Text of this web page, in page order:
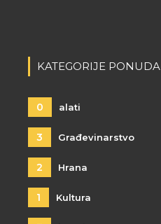
KATEGORIJE PONUDA
0 alati
3 Građevinarstvo
2 Hrana
1 Kultura